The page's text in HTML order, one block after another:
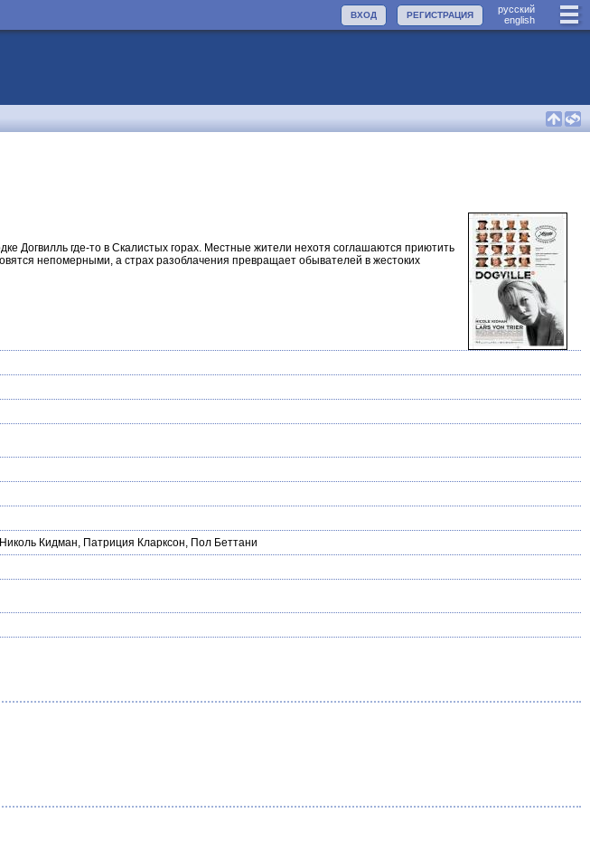
руccкий
english
РЕГИСТРАЦИЯ
ВХОД
Догвилль где-то в Скалистых горах. Местные жители нехотя соглашаются приютить
непомерными, а страх разоблачения превращает обывателей в жестоких
Николь Кидман, Патриция Кларксон, Пол Беттани